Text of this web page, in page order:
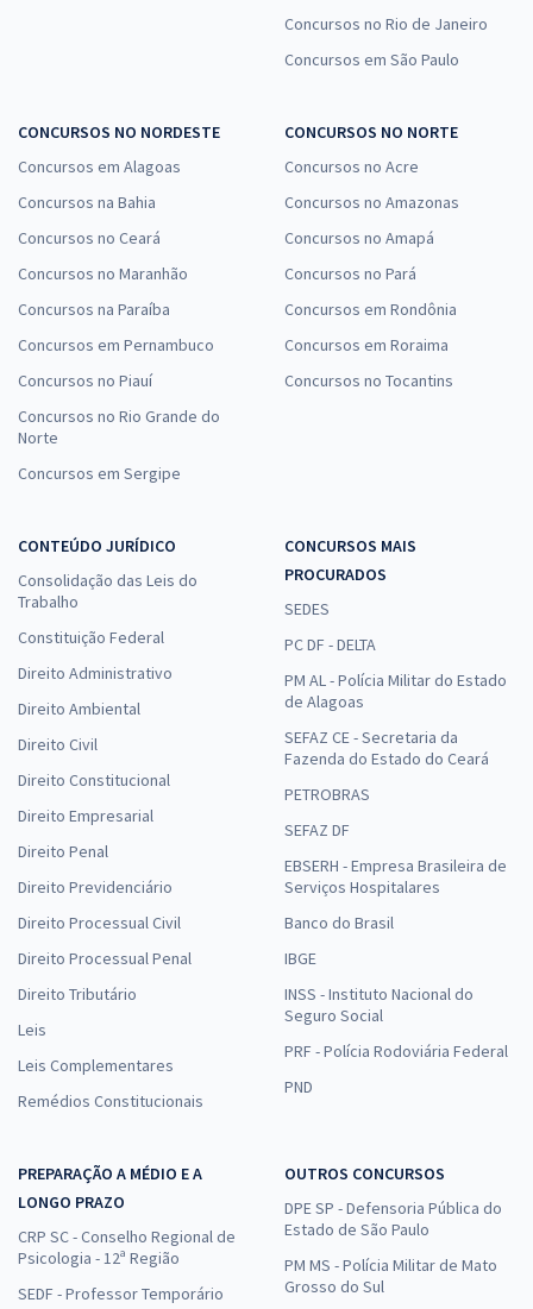
Concursos no Rio de Janeiro
Concursos em São Paulo
CONCURSOS NO NORDESTE
Concursos em Alagoas
Concursos na Bahia
Concursos no Ceará
Concursos no Maranhão
Concursos na Paraíba
Concursos em Pernambuco
Concursos no Piauí
Concursos no Rio Grande do
Norte
Concursos em Sergipe
CONCURSOS NO NORTE
Concursos no Acre
Concursos no Amazonas
Concursos no Amapá
Concursos no Pará
Concursos em Rondônia
Concursos em Roraima
Concursos no Tocantins
CONTEÚDO JURÍDICO
Consolidação das Leis do
Trabalho
Constituição Federal
Direito Administrativo
Direito Ambiental
Direito Civil
Direito Constitucional
Direito Empresarial
Direito Penal
Direito Previdenciário
Direito Processual Civil
Direito Processual Penal
Direito Tributário
Leis
Leis Complementares
Remédios Constitucionais
CONCURSOS MAIS
PROCURADOS
SEDES
PC DF - DELTA
PM AL - Polícia Militar do Estado
de Alagoas
SEFAZ CE - Secretaria da
Fazenda do Estado do Ceará
PETROBRAS
SEFAZ DF
EBSERH - Empresa Brasileira de
Serviços Hospitalares
Banco do Brasil
IBGE
INSS - Instituto Nacional do
Seguro Social
PRF - Polícia Rodoviária Federal
PND
PREPARAÇÃO A MÉDIO E A
LONGO PRAZO
CRP SC - Conselho Regional de
Psicologia - 12ª Região
SEDF - Professor Temporário
OUTROS CONCURSOS
DPE SP - Defensoria Pública do
Estado de São Paulo
PM MS - Polícia Militar de Mato
Grosso do Sul